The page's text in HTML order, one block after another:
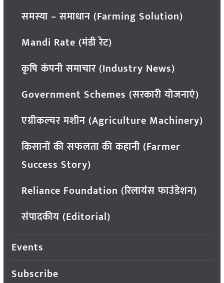
समस्या – समाधान (Farming Solution)
Mandi Rate (मंडी रेट)
कृषि कंपनी समाचार (Industry News)
Government Schemes (सरकारी योजनाएं)
एग्रीकल्चर मशीन (Agriculture Machinery)
किसानों की सफलता की कहानी (Farmer
Success Story)
Reliance Foundation (रिलायंस फाउंडेशन)
संपादकीय (Editorial)
Events
Subscribe